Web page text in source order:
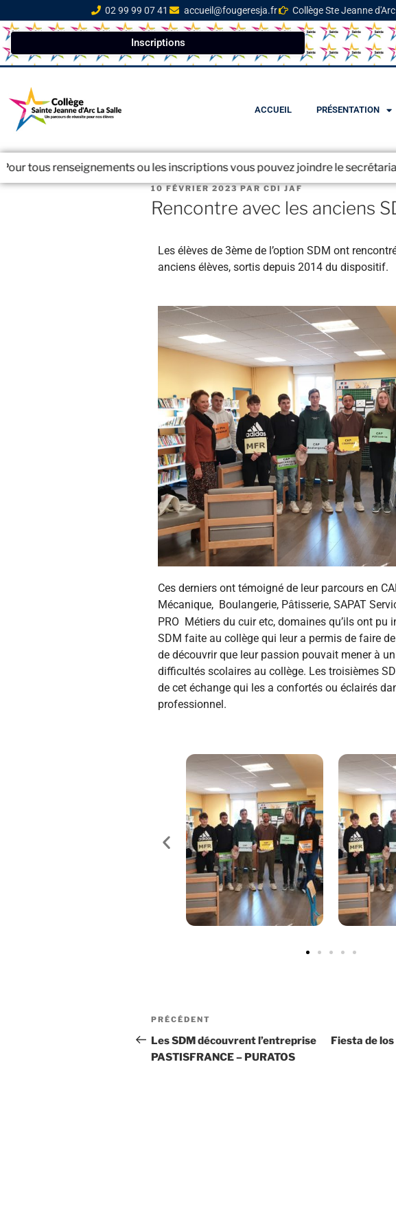
02 99 99 07 41 accueil@fougeresja.fr Collège Ste Jeanne
Inscriptions
ACCUEIL PRÉSENTATION
ou les inscriptions vous pouvez joindre le secrétariat au 02 99
10 FÉVRIER 2023PARCDI JAF
Rencontre avec les anciens
Les élèves de 3ème de l’option SDM ont
anciens élèves, sortis depuis 2014 du dispositif.
Ces derniers ont témoigné de leur parcours en
Mécanique, Boulangerie, Pâtisserie, SAPAT
PRO Métiers du cuir etc, domaines qu’ils ont pu
SDM faite au collège qui leur a permis de faire
de découvrir que leur passion pouvait mener à
difficultés scolaires au collège. Les troisièmes
de cet échange qui les a confortés ou éclairés
professionnel.
PRÉCÉDENT
Les SDM découvrent l’entreprise
PASTISFRANCE – PURATOS
Fiesta de